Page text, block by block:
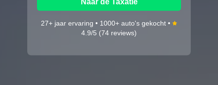
27+ jaar ervaring • 1000+ auto's gekocht •
4.9/5 (74 reviews)